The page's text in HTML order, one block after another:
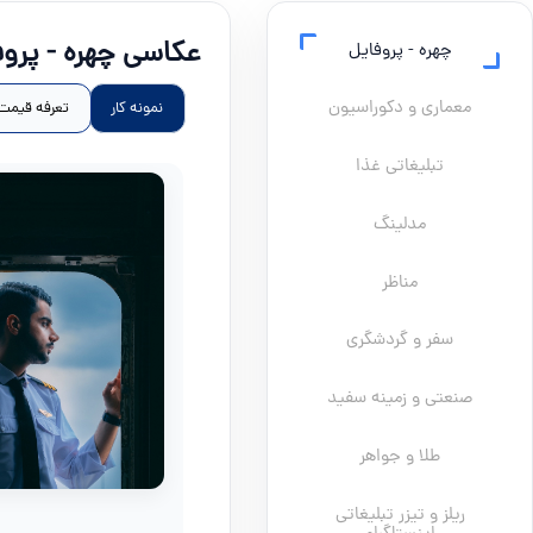
چهره - پروفایل
معماری و دکوراسیون
تبلیغاتی غذا
مدلینگ
مناظر
سفر و گردشگری
صنعتی و زمینه سفید
طلا و جواهر
ریلز و تیزر تبلیغاتی
عکاسی چهره -
نمونه کار تعرفه